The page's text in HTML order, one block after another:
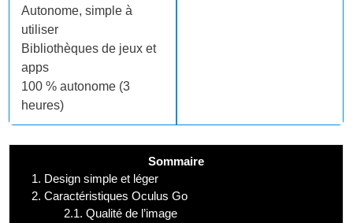
Autonome, simple à
utiliser
Bibliothèques de jeux et
apps
100 % autonome (3
heures)
Sommaire
1. Design simple et léger
2. Caractéristiques Oculus Go
2.1. Qualité de l’image